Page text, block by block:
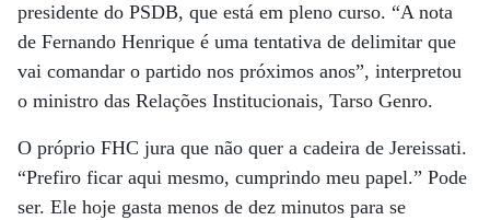
presidente do PSDB, que está em pleno curso. “A nota
de Fernando Henrique é uma tentativa de delimitar que
vai comandar o partido nos próximos anos”, interpretou
o ministro das Relações Institucionais, Tarso Genro.
O próprio FHC jura que não quer a cadeira de Jereissati.
“Prefiro ficar aqui mesmo, cumprindo meu papel.” Pode
ser. Ele hoje gasta menos de dez minutos para se